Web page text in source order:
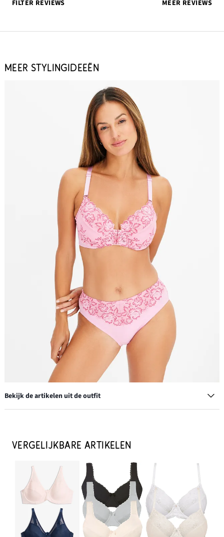
FILTER REVIEWS MEER REVIEWS
MEER STYLINGIDEEËN
Bekijk de artikelen uit de outfit
€ 6,99
IN WINKELMANDJE
Maxislip met sierlijk kant
€ 8,99
IN WINKELMANDJE
VERGELIJKBARE ARTIKELEN